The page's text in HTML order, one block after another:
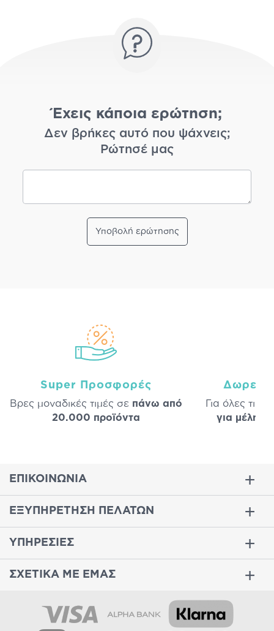
Έχεις κάποια ερώτηση;
Δεν βρήκες αυτό που ψάχνεις;
Ρώτησέ μας
Υποβολή ερώτησης
Super Προσφορές
Βρες μοναδικές τιμές σε πάνω από
20.000 προϊόντα
Δωρεάν
Για όλες τις
για μέλη
ΕΠΙΚΟΙΝΩΝΙΑ
ΕΞΥΠΗΡΕΤΗΣΗ ΠΕΛΑΤΩΝ
ΥΠΗΡΕΣΙΕΣ
ΣΧΕΤΙΚΑ ΜΕ ΕΜΑΣ